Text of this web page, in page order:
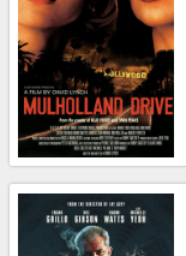
Dāvanu
kartes
Uzkodas
B2B